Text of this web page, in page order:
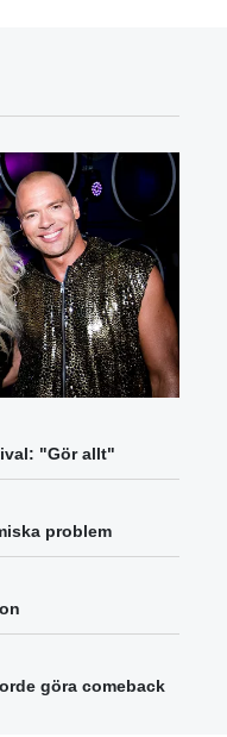
"Gör allt"
problem
göra comeback